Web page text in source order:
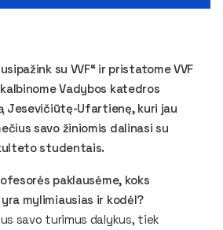
su VVF“ ir pristatome VVF
Vadybos katedros
Jesevičiūtę-Ufartienę, kuri jau
savo žiniomis dalinasi su
studentais.
paklausėme, koks
mylimiausias ir kodėl?
savo turimus dalykus, tiek